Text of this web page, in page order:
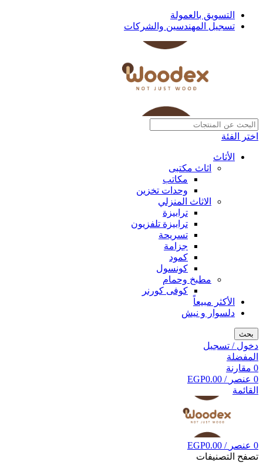
التسويق بالعمولة
تسجيل المهندسين والشركات
اختر الفئة
الأثاث
اثاث مكتبى
مكاتب
وحدات تخزين
الاثاث المنزلي
ترابيزة
ترابيزة تلفزيون
تسريحة
جزامة
كمود
كونسول
مطبخ وحمام
كوفى كورنر
الأكثر مبيعاً
دلسوار و نيش
بحث
دخول / تسجيل
المفضلة
0 مقارنة
0 عنصر /
EGP0.00
القائمة
0 عنصر /
EGP0.00
تصفح التصنيفات